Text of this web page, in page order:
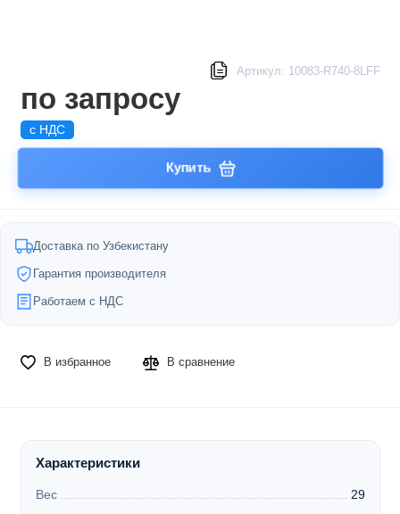
Артикул: 10083-R740-8LFF
по запросу
с НДС
Купить
Доставка по Узбекистану
Гарантия производителя
Работаем с НДС
В избранное В сравнение
Характеристики
Вес 29